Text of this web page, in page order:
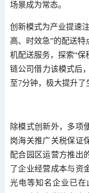
场景成为常态。
创新模式为产业提速
高、时效急”的配送
机配送服务，探索“保
链公司借力该模式后
至7分钟，极大提升了
除模式创新外，多项
岗海关推广关税保证
配合园区运营方推出
了企业经营成本与资
光电等知名企业已